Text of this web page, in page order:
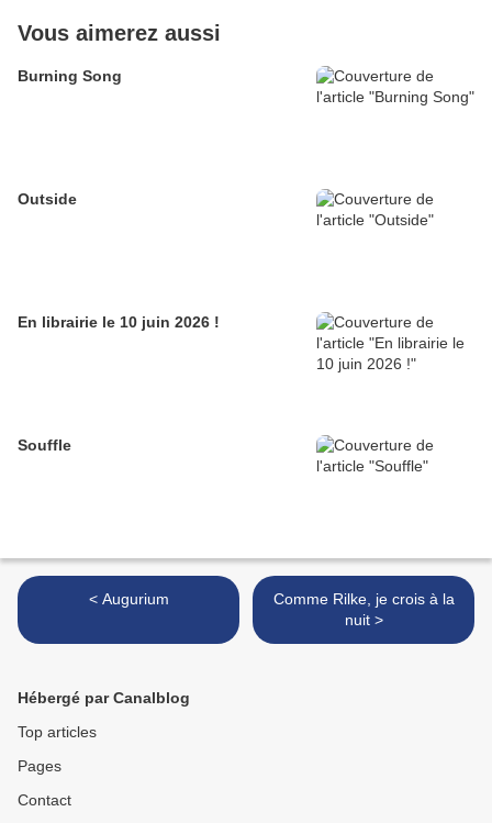
Vous aimerez aussi
Burning Song
Outside
En librairie le 10 juin 2026 !
Souffle
< Augurium
Comme Rilke, je crois à la
nuit >
Hébergé par Canalblog
Top articles
Pages
Contact